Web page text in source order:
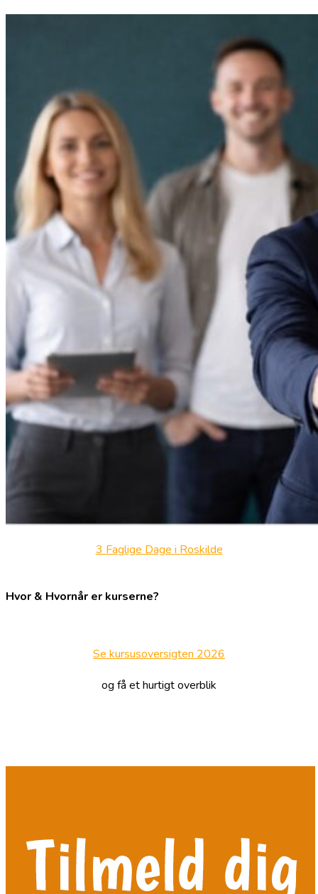
3 Faglige Dage i Roskilde
Hvor & Hvornår er kurserne?
Se kursusoversigten 2026
og få et hurtigt overblik